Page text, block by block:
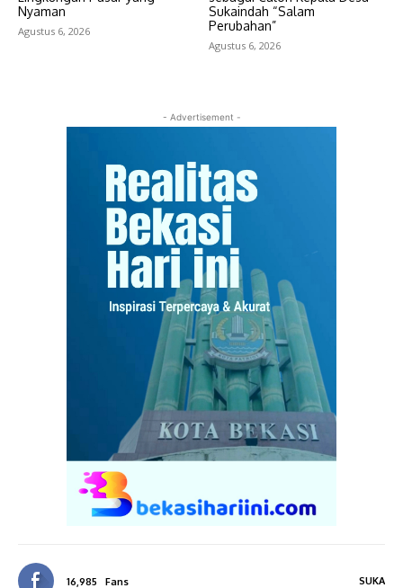
Nyaman
Agustus 6, 2026
Sukaindah “Salam
Perubahan”
Agustus 6, 2026
- Advertisement -
16,985 Fans SUKA